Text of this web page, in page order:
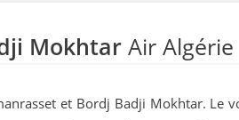
Mokhtar Air Algérie
et Bordj Badji Mokhtar. Le